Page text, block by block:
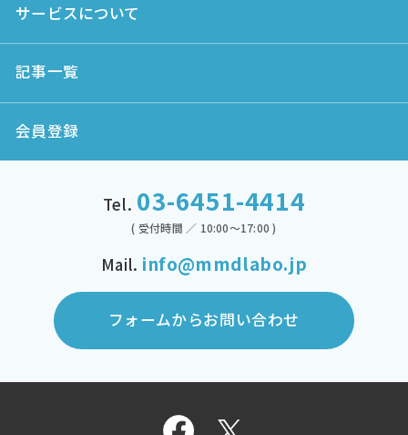
サービスについて
記事一覧
会員登録
Tel. 03-6451-4414
( 受付時間 ／ 10:00～17:00 )
Mail. info@mmdlabo.jp
フォームからお問い合わせ